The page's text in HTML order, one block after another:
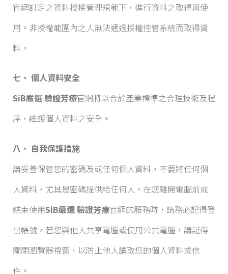
官網訂定之資料授權管理規範下，進行資料之取得與使
用。非授權範圍內之人無法通過授權控管系統而取得資
料。
七、 個人資料安全
SiB嚴選 驗證芳療官網將以合於產業標準之合理技術及程
序，維護個人資料之安全。
八、 自我保護措施
請妥善保管您的密碼及或任何個人資料，不要將任何個
人資料，尤其是密碼提供給任何人。在您離開電腦前或
結束使用SiB嚴選 驗證芳療官網的服務時，請務必記得登
出帳號，若您與他人共享電腦或使用公共電腦，請記得
關閉瀏覽器視窗，以防止他人讀取您的個人資料或信
件。